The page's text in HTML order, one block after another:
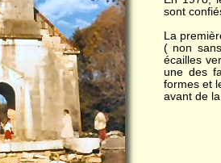
sont
La
( non
écailles
une des
formes et
avant de